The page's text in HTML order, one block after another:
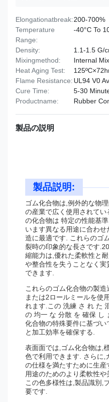
Elongationatbreak:200-700%
Temperature
Range:
-40°C To
Density:
1.1-1.5 G/
Mixingmethod:
Internal
Heat Aging Test:
Flame Resistance: UL94 V0
Cure Time:
5-30
Productname:
Rubber
製品の説明
製品説明:
ゴム化合物は,例外的な物
の産業で広く使用されて
の化合物は 特定の性能基
います異なる用途に合わ
造に最適です. これらのゴ
裂時の印象的な長さです
縮能力は,優れた柔軟性と
や整合性を失うことなく
できます.
これらのゴム化合物の製
または2ロールミールを使
れます.この 洗練 さ れ た
の 均一 な 分散 を 確保 し
化合物の特殊要件に基づ
と加工効率を確保する.
表面面では,ゴム化合物は,
色で利用できます. さらに,
の仕様を満たすために生
用途のためのより柔軟性や
この色多様性は,製品識別,
要です.